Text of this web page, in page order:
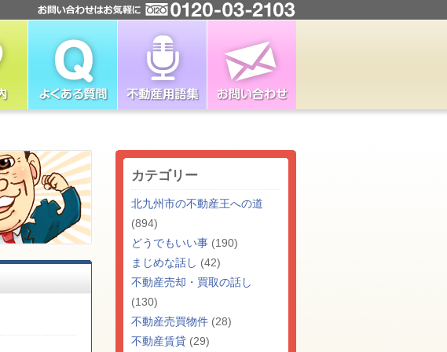
カテゴリー
北九州市の不動産王への道
(894)
どうでもいい事 (190)
まじめな話し (42)
不動産売却・買取の話し
(130)
不動産売買物件 (28)
不動産賃貸 (29)